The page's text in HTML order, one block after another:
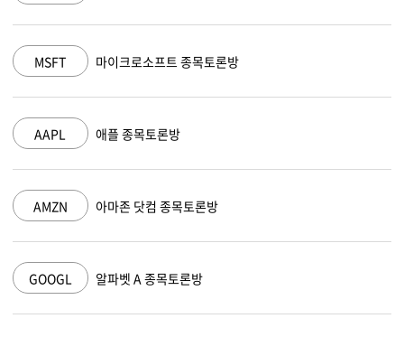
MSFT 마이크로소프트 종목토론방
AAPL 애플 종목토론방
AMZN 아마존 닷컴 종목토론방
GOOGL 알파벳 A 종목토론방